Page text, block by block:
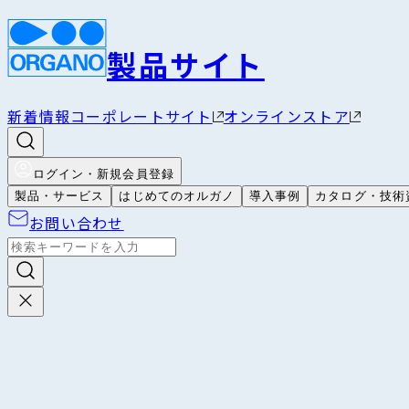
製品サイト
新着情報コーポレートサイト オンラインストア
ログイン・新規会員登録
製品・サービス
はじめてのオルガノ 導入事例 カタログ・技術
お問い合わせ